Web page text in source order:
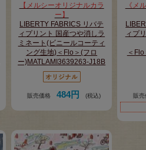
【メルシーオリジナルカラ
ー】
LIBERTY FABRICS リバテ
ィプリント 国産つや消しラ
ミネート(ビニールコーティ
ング生地)＜Flo＞(フロ
ー)MATLAMI3639263-J18B
販売価格 484円 (税込)
《メ
ィプ
＜
販